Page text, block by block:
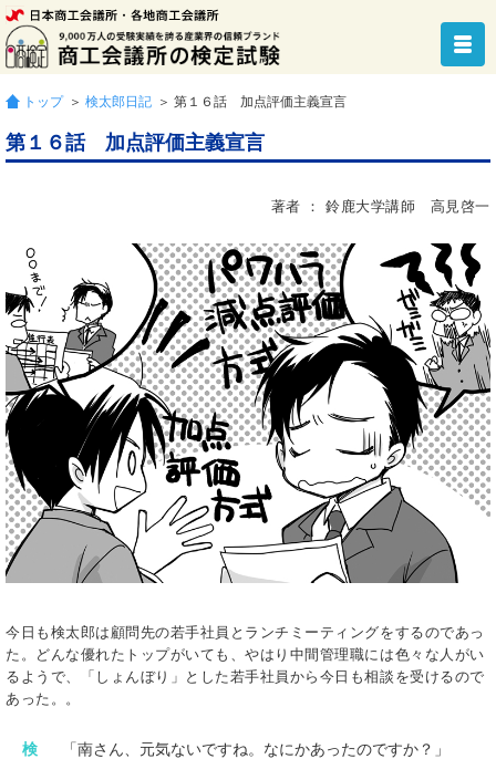
トップ ＞ 検太郎日記 ＞ 第１６話 加点評価主義宣言
第１６話 加点評価主義宣言
著者 ： 鈴鹿大学講師 高見啓一
今日も検太郎は顧問先の若手社員とランチミーティングをするのであっ
た。どんな優れたトップがいても、やはり中間管理職には色々な人がい
るようで、「しょんぼり」とした若手社員から今日も相談を受けるので
あった。。
検
「南さん、元気ないですね。なにかあったのですか？」